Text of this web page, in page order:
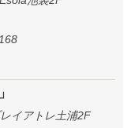
イアトレ土浦2F